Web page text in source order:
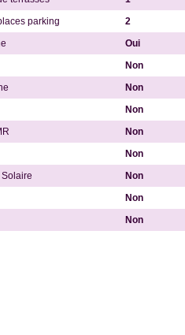
parking
2
Oui
Non
Non
Non
Non
Non
Non
Non
Non